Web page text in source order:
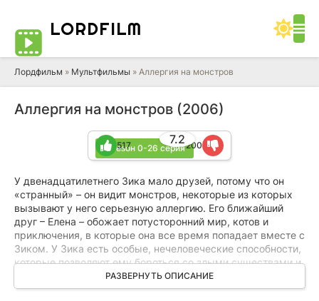
LORDFILM
Лордфильм » Мультфильмы » Аллергия на монстров
Аллергия на монстров (2006)
2 сезон 0-26 серия
7.2
517 200
У двенадцатилетнего Зика мало друзей, потому что он
«странный» – он видит монстров, некоторые из которых
вызывают у него серьезную аллергию. Его ближайший
друг – Елена – обожает потусторонний мир, котов и
приключения, в которые она все время попадает вместе с
Зиком. У Зика есть особые, нечеловеческие способности,
которые позволяют ему бороться со злыми существами и
находить общий язык с безобидными монстрами, такими
как обжора Бомбо, большим розовым чудищем,
РАЗВЕРНУТЬ ОПИСАНИЕ